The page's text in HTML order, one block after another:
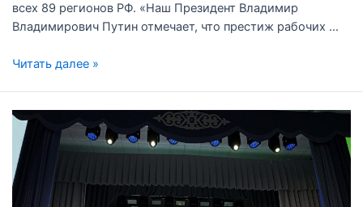
всех 89 регионов РФ. «Наш Президент Владимир
Владимирович Путин отмечает, что престиж рабочих …
Читать далее »